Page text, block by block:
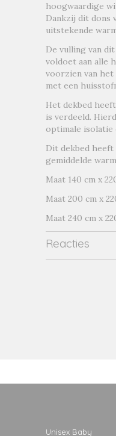
hoogwaardige
Dankzij dit dons
uitstekende
De vulling van
voldoet aan alle
voorzien van
met een
Het dekbed
is verdeeld.
optimale isolatie
Dit dekbed heeft
gemiddelde
Maat 140 cm x
Maat 200 cm x
Maat 240 cm x
Reacties
Unisex Baby